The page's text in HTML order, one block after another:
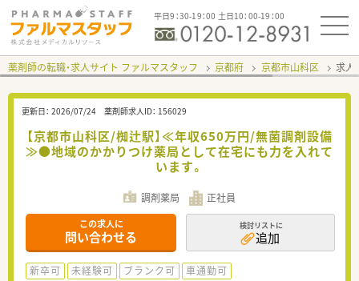
平日9：30-19：00 土日10：00-19：00
薬剤師の転職・求人サイト ファルマスタッフ 京都府 京都市山科区 求人
更新日： 2026/07/24 薬剤師求人ID： 156029
【京都市山科区/椥辻駅】≪年収650万円/無菌調剤設備
≫●地域のかかりつけ薬局として在宅にも力を入れて
います。
調剤薬局 正社員
この求人に
問い合わせる
検討リストに
追加
新卒可 未経験可 ブランク可
車通勤可